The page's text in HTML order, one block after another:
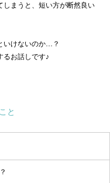
しまうと、短い方が断然良い
いけないのか…？
るお話しです♪
と